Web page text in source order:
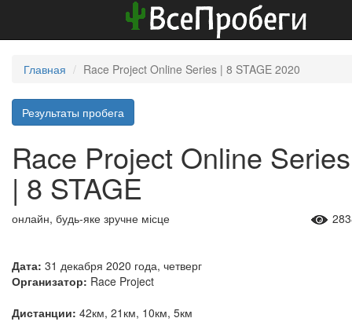
Главная Race Project Online Series | 8 STAGE 2020
Результаты пробега
Race Project Online Series
| 8 STAGE
онлайн, будь-яке зручне місце
Дата: 31 декабря 2020 года, четверг
Организатор: Race Project
Дистанции: 42км, 21км, 10км, 5км